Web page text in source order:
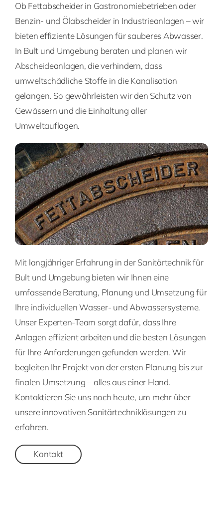
Ob Fettabscheider in Gastronomiebetrieben oder
Benzin- und Ölabscheider in Industrieanlagen – wir
bieten effiziente Lösungen für sauberes Abwasser.
In Bult und Umgebung beraten und planen wir
Abscheideanlagen, die verhindern, dass
umweltschädliche Stoffe in die Kanalisation
gelangen. So gewährleisten wir den Schutz von
Gewässern und die Einhaltung aller
Umweltauflagen.
Mit langjähriger Erfahrung in der Sanitärtechnik für
Bult und Umgebung bieten wir Ihnen eine
umfassende Beratung, Planung und Umsetzung für
Ihre individuellen Wasser- und Abwassersysteme.
Unser Experten-Team sorgt dafür, dass Ihre
Anlagen effizient arbeiten und die besten Lösungen
für Ihre Anforderungen gefunden werden. Wir
begleiten Ihr Projekt von der ersten Planung bis zur
finalen Umsetzung – alles aus einer Hand.
Kontaktieren Sie uns noch heute, um mehr über
unsere innovativen Sanitärtechniklösungen zu
erfahren.
Kontakt